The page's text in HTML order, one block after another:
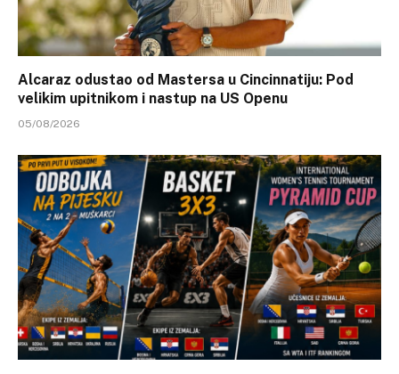
Alcaraz odustao od Mastersa u Cincinnatiju: Pod
velikim upitnikom i nastup na US Openu
05/08/2026